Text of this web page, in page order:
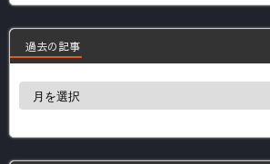
過去の記事
過
事